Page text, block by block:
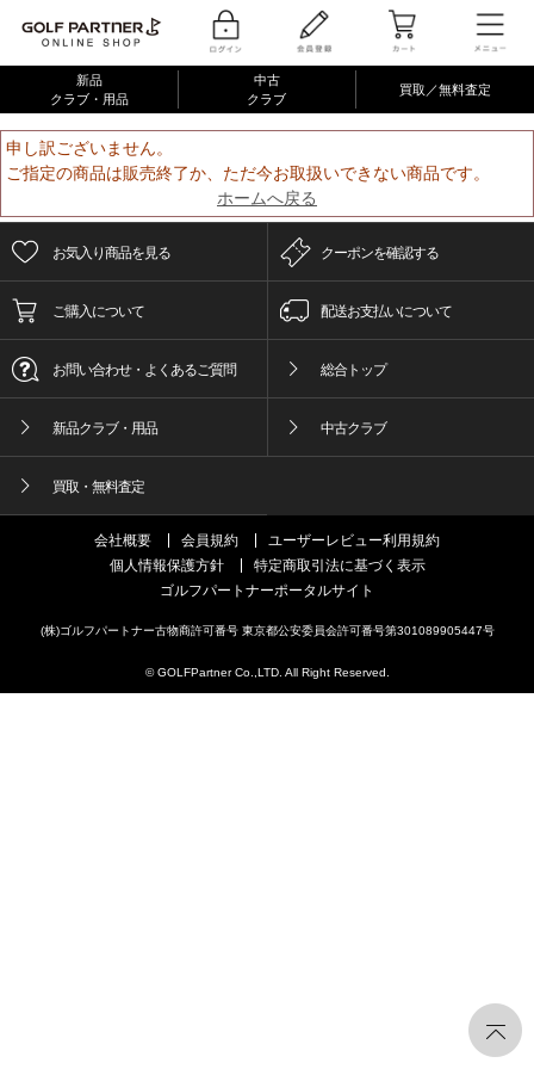
新品
クラブ・用品
中古
クラブ
買取／無料査定
申し訳ございません。
ご指定の商品は販売終了か、ただ今お取扱いできない商品です。
ホームへ戻る
お気入り商品を見る クーポンを確認する
ご購入について 配送お支払いについて
お問い合わせ・よくあるご質問 総合トップ
新品クラブ・用品 中古クラブ
買取・無料査定
会社概要 会員規約
ユーザーレビュー利用規約
個人情報保護方針
特定商取引法に基づく表示
ゴルフパートナーポータルサイト
(株)ゴルフパートナー古物商許可番号 東京都公安委員会許可番号第301089905447号
© GOLFPartner Co.,LTD. All Right Reserved.